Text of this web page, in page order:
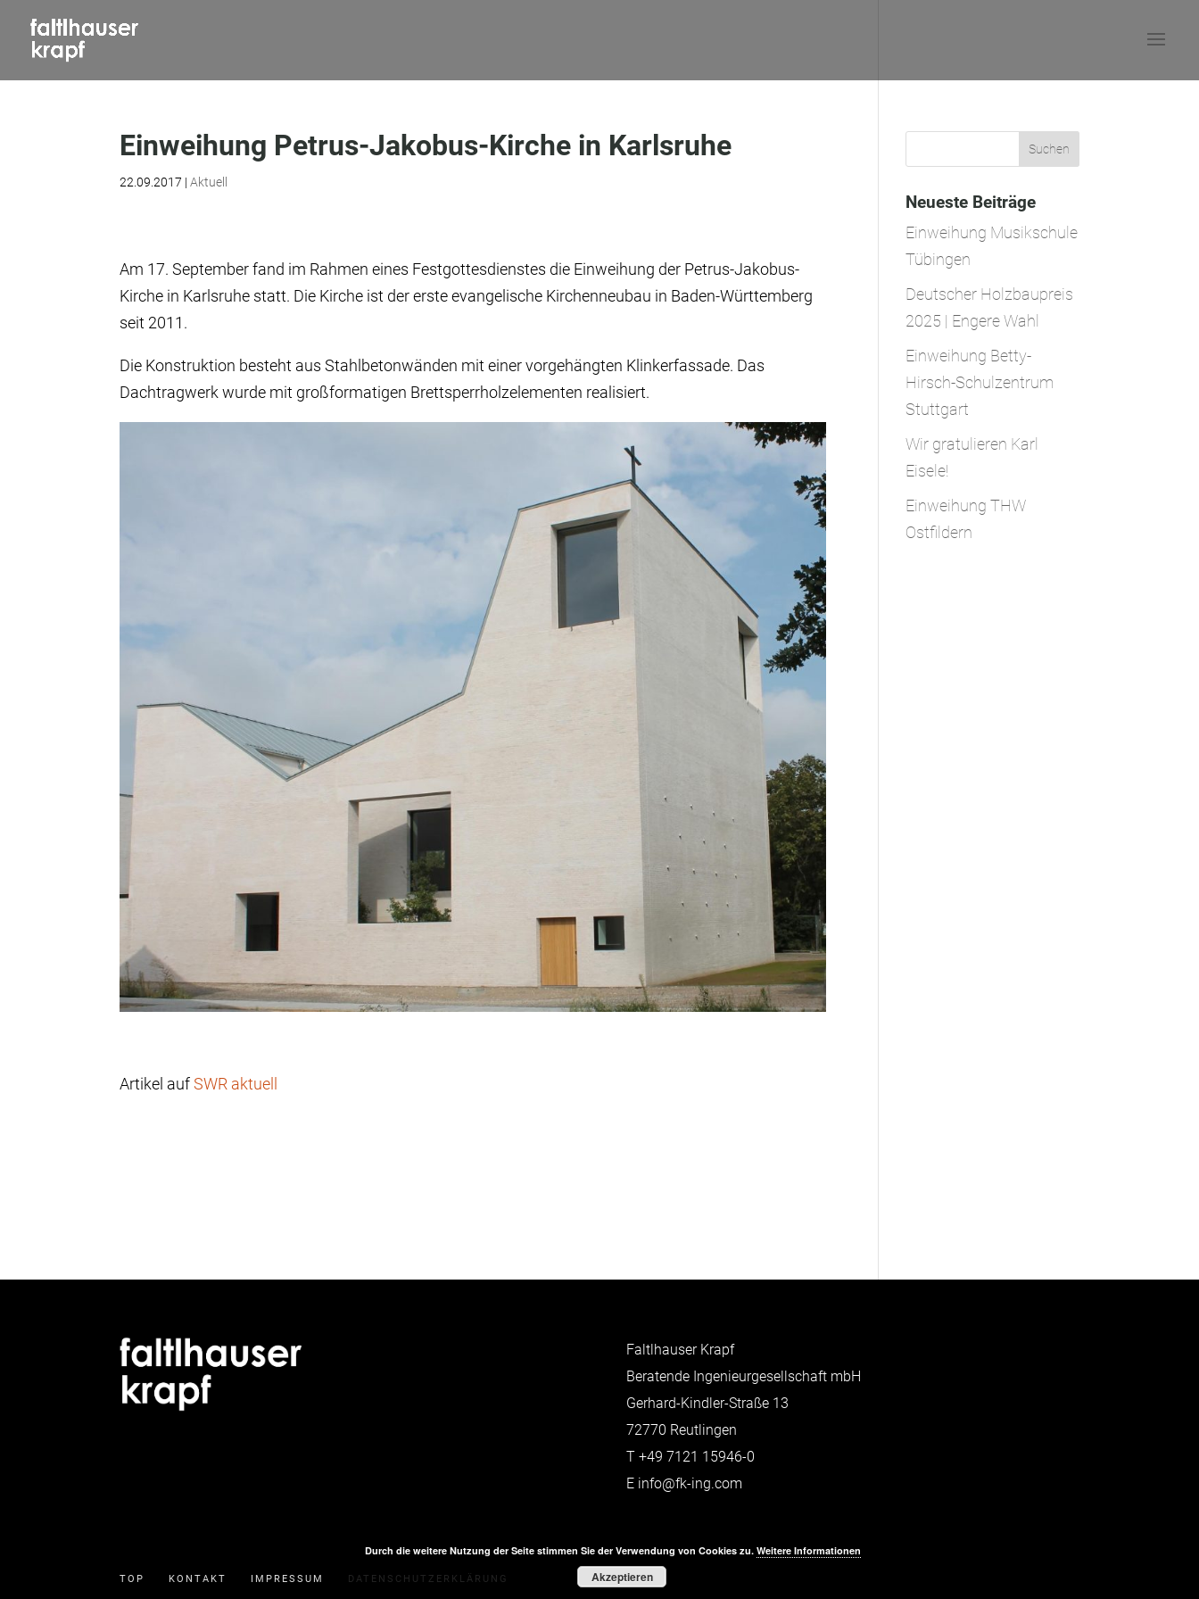
Einweihung Petrus-Jakobus-Kirche in Karlsruhe
22.09.2017 |Aktuell
Am 17. September fand im Rahmen eines Festgottesdienstes die Einweihung der Petrus-Jakobus-
Kirche in Karlsruhe statt. Die Kirche ist der erste evangelische Kirchenneubau in Baden-Württemberg
seit 2011.
Die Konstruktion besteht aus Stahlbetonwänden mit einer vorgehängten Klinkerfassade. Das
Dachtragwerk wurde mit großformatigen Brettsperrholzelementen realisiert.
Artikel aufSWR aktuell
Neueste Beiträge
Einweihung Musikschule
Tübingen
Deutscher Holzbaupreis
2025 | Engere Wahl
Einweihung Betty-
Hirsch-Schulzentrum
Stuttgart
Wir gratulieren Karl
Eisele!
Einweihung THW
Ostfildern
Faltlhauser Krapf
Beratende Ingenieurgesellschaft mbH
Gerhard-Kindler-Straße 13
72770 Reutlingen
T +49 7121 15946-0
E info@fk-ing.com
TOP KONTAKT IMPRESSUM DATENSCHUTZERKLÄRUNG
Durch die weitere Nutzung der Seite stimmen Sie der Verwendung von Cookies zu. Weitere Informationen
Akzeptieren